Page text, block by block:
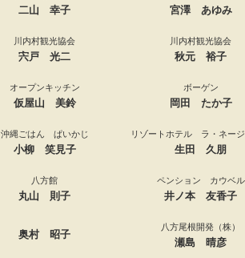
二山 幸子 宮澤 あゆみ
川内村観光協会
宍戸 光二
川内村観光協会
秋元 裕子
オープンキッチン
仮屋山 美鈴
ボーゲン
岡田 たか子
沖縄ごはん ぱいかじ
小柳 笑見子
リゾートホテル ラ・ネー
生田 久朋
八方館
丸山 則子
ペンション カウベル
井ノ本 友香子
奥村 昭子
八方尾根開発（株）
瀬島 晴彦